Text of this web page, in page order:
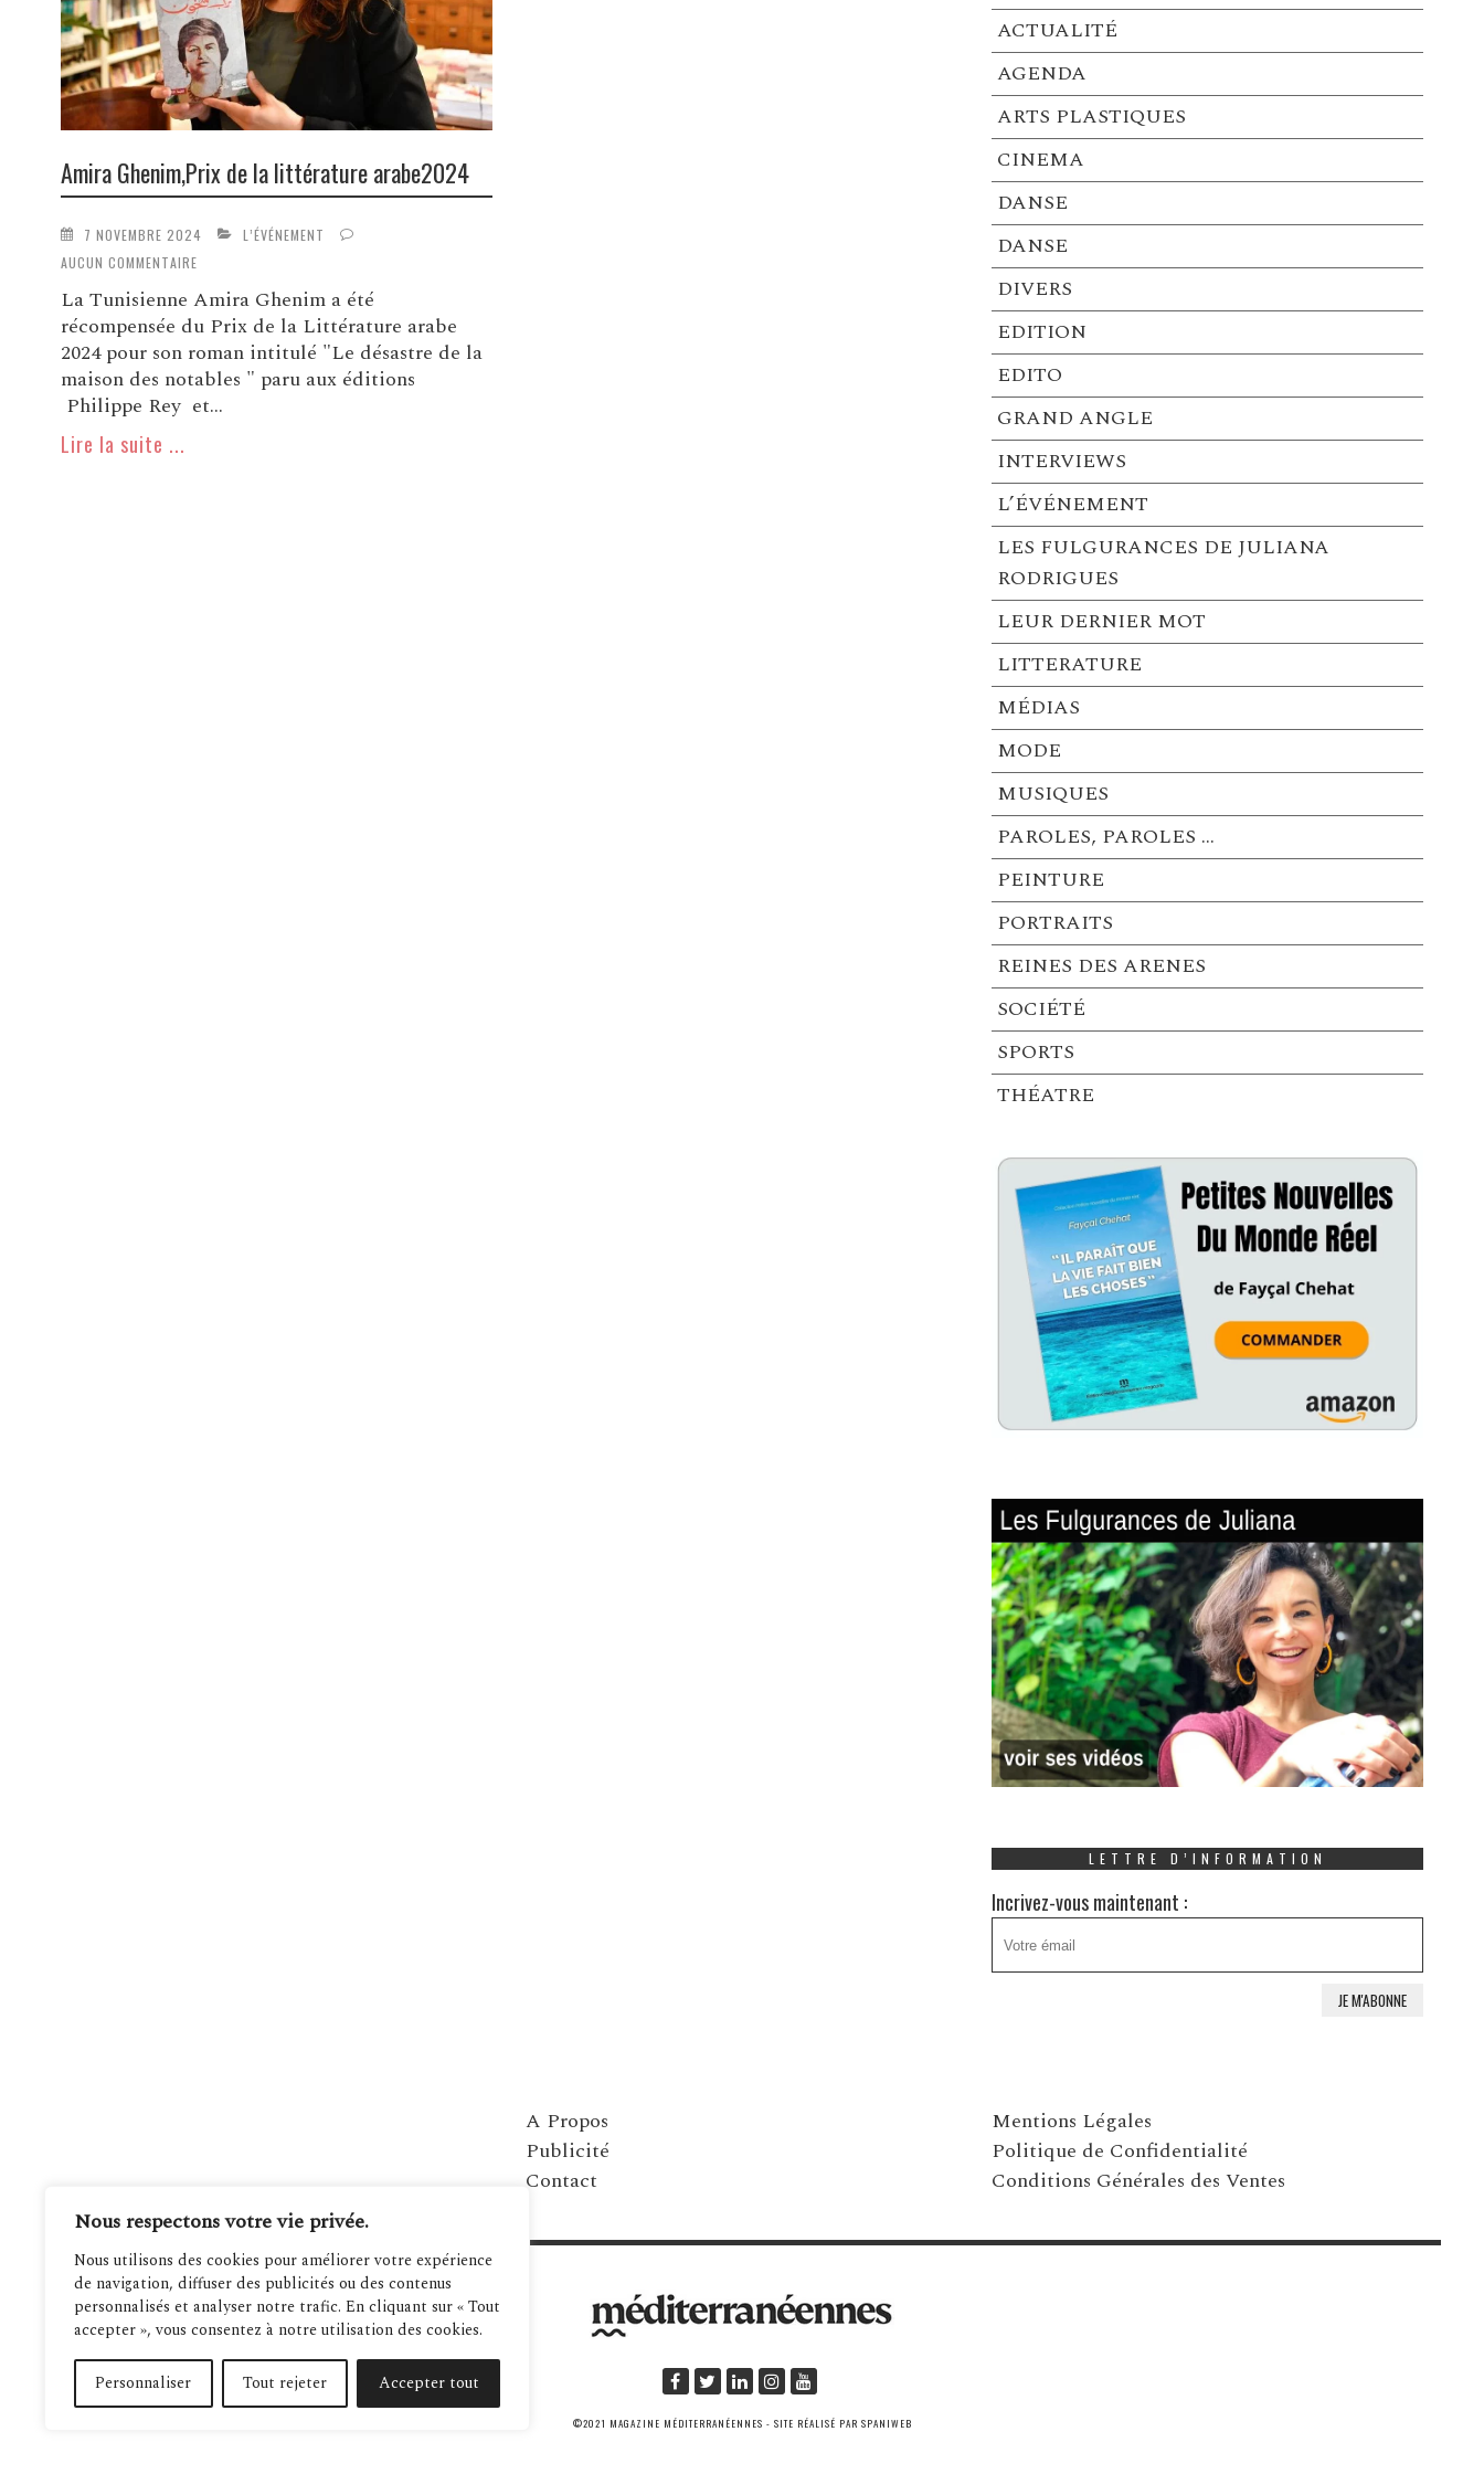
Nous respectons votre vie privée.
Nous utilisons des cookies pour améliorer votre expérience
de navigation, diffuser des publicités ou des contenus
personnalisés et analyser notre trafic. En cliquant sur « Tout
accepter », vous consentez à notre utilisation des cookies.
Personnaliser Tout rejeter Accepter tout
Amira Ghenim,Prix de la littérature arabe2024
7 NOVEMBRE 2024
L’ÉVÉNEMENT
AUCUN COMMENTAIRE
La Tunisienne Amira Ghenim a été
récompensée du Prix de la Littérature arabe
2024 pour son roman intitulé "Le désastre de la
maison des notables " paru aux éditions
Philippe Rey et...
Lire la suite ...
ACTUALITÉ
AGENDA
ARTS PLASTIQUES
CINEMA
DANSE
DANSE
DIVERS
EDITION
EDITO
GRAND ANGLE
INTERVIEWS
L’ÉVÉNEMENT
LES FULGURANCES DE JULIANA
RODRIGUES
LEUR DERNIER MOT
LITTERATURE
MÉDIAS
MODE
MUSIQUES
PAROLES, PAROLES …
PEINTURE
PORTRAITS
REINES DES ARENES
SOCIÉTÉ
SPORTS
THÉATRE
LETTRE D’INFORMATION
Incrivez-vous maintenant :
A Propos
Publicité
Contact
Mentions Légales
Politique de Confidentialité
Conditions Générales des Ventes
©2021 MAGAZINE MÉDITERRANÉENNES - SITE RÉALISÉ PAR SPANIWEB